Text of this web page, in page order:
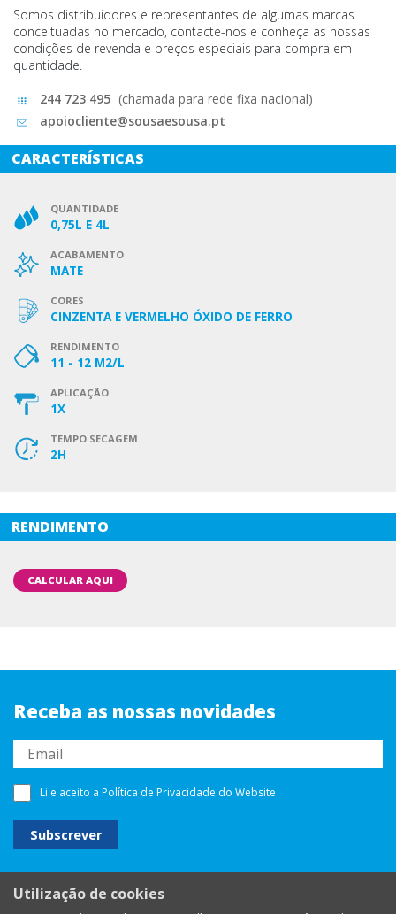
Somos distribuidores e representantes de algumas marcas
conceituadas no mercado, contacte-nos e conheça as nossas
condições de revenda e preços especiais para compra em
quantidade.
244 723 495 (chamada para rede fixa nacional)
apoiocliente@sousaesousa.pt
CARACTERÍSTICAS
QUANTIDADE
0,75L E 4L
ACABAMENTO
MATE
CORES
CINZENTA E VERMELHO ÓXIDO DE FERRO
RENDIMENTO
11 - 12 M2/L
APLICAÇÃO
1X
TEMPO SECAGEM
2H
RENDIMENTO
CALCULAR AQUI
Receba as nossas novidades
Li e aceito a Política de Privacidade do Website
Utilização de cookies